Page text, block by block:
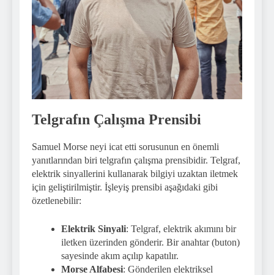
Telgrafın Çalışma Prensibi
Samuel Morse neyi icat etti sorusunun en önemli
yanıtlarından biri telgrafın çalışma prensibidir. Telgraf,
elektrik sinyallerini kullanarak bilgiyi uzaktan iletmek
için geliştirilmiştir. İşleyiş prensibi aşağıdaki gibi
özetlenebilir:
Elektrik Sinyali: Telgraf, elektrik akımını bir
iletken üzerinden gönderir. Bir anahtar (buton)
sayesinde akım açılıp kapatılır.
Morse Alfabesi: Gönderilen elektriksel